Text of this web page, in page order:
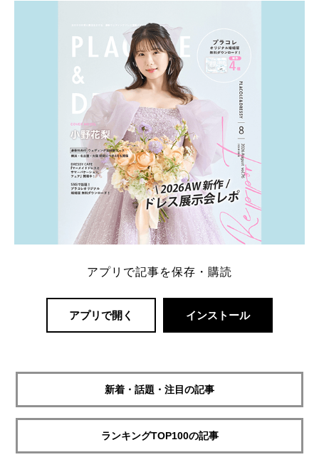
アプリで記事を保存・購読
アプリで開く インストール
新着・話題・注目の記事
ランキングTOP100の記事